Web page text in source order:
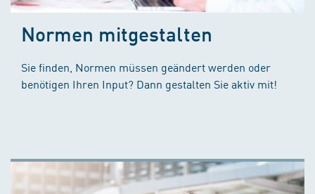
Normen mitgestalten
Sie finden, Normen müssen geändert werden oder
benötigen Ihren Input? Dann gestalten Sie aktiv mit!